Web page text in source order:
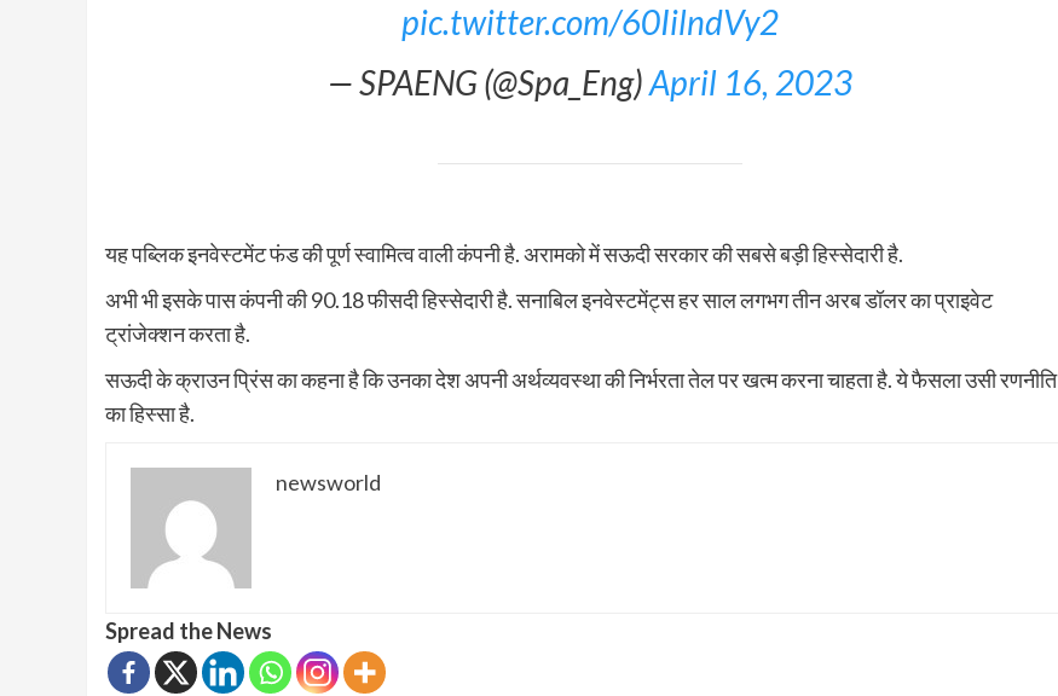
pic.twitter.com/60IilndVy2
— SPAENG (@Spa_Eng)April 16, 2023
यह पब्लिक इनवेस्टमेंट फंड की पूर्ण स्वामित्व वाली कंपनी है. अरामको में सऊदी सरकार की सबसे बड़ी हिस्सेदारी है.
अभी भी इसके पास कंपनी की 90.18 फीसदी हिस्सेदारी है. सनाबिल इनवेस्टमेंट्स हर साल लगभग तीन अरब डॉलर का प्राइवेट
ट्रांजेक्शन करता है.
सऊदी के क्राउन प्रिंस का कहना है कि उनका देश अपनी अर्थव्यवस्था की निर्भरता तेल पर खत्म करना चाहता है. ये फैसला उसी रणनीति
का हिस्सा है.
newsworld
Spread the News